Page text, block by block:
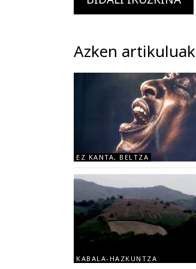
Azken artikuluak
EZ KANTA, BELTZA
KABALA-HAZKUNTZA